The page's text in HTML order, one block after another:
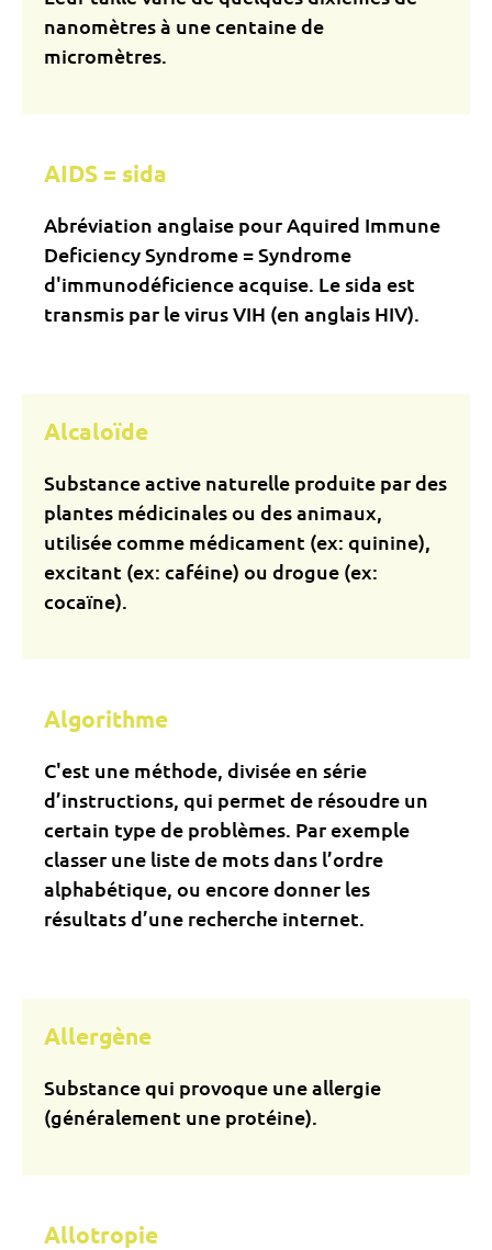
nanomètres à une centaine de
micromètres.
AIDS = sida
Abréviation anglaise pour Aquired Immune
Deficiency Syndrome = Syndrome
d'immunodéficience acquise. Le sida est
transmis par le virus VIH (en anglais HIV).
Alcaloïde
Substance active naturelle produite par des
plantes médicinales ou des animaux,
utilisée comme médicament (ex: quinine),
excitant (ex: caféine) ou drogue (ex:
cocaïne).
Algorithme
C'est une méthode, divisée en série
d’instructions, qui permet de résoudre un
certain type de problèmes. Par exemple
classer une liste de mots dans l’ordre
alphabétique, ou encore donner les
résultats d’une recherche internet.
Allergène
Substance qui provoque une allergie
(généralement une protéine).
Allotropie